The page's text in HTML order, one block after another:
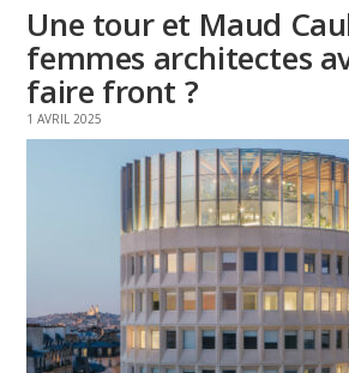
Une tour et Maud
femmes architectes
faire front ?
1 AVRIL 2025